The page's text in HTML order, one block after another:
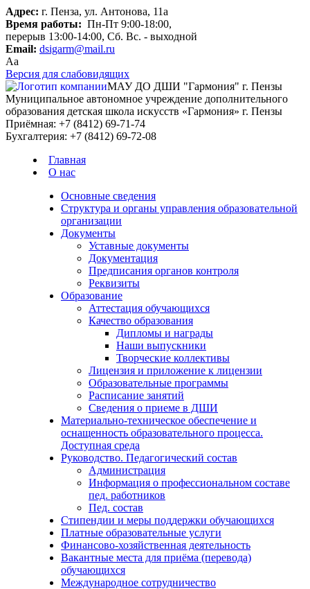
Адрес: г. Пенза, ул. Антонова, 11а
Время работы: Пн-Пт 9:00-18:00,
перерыв 13:00-14:00, Сб. Вс. - выходной
Email: dsigarm@mail.ru
Aa
Версия для слабовидящих
МАУ ДО ДШИ "Гармония" г. Пензы
Муниципальное автономное учреждение дополнительного
образования детская школа искусств «Гармония» г. Пензы
Приёмная: +7 (8412) 69-71-74
Бухгалтерия: +7 (8412) 69-72-08
Главная
О нас
Основные сведения
Структура и органы управления образовательной
организации
Документы
Уставные документы
Документация
Предписания органов контроля
Реквизиты
Образование
Аттестация обучающихся
Качество образования
Дипломы и награды
Наши выпускники
Творческие коллективы
Лицензия и приложение к лицензии
Образовательные программы
Расписание занятий
Сведения о приеме в ДШИ
Материально-техническое обеспечение и
оснащенность образовательного процесса.
Доступная среда
Руководство. Педагогический состав
Администрация
Информация о профессиональном составе
пед. работников
Пед. состав
Стипендии и меры поддержки обучающихся
Платные образовательные услуги
Финансово-хозяйственная деятельность
Вакантные места для приёма (перевода)
обучающихся
Международное сотрудничество